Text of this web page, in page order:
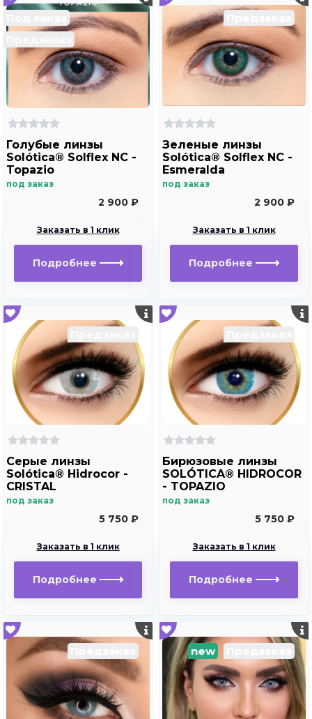
Голубые линзы
Solótica® Solflex NC -
Topazio
под заказ
2 900 ₽
Заказать в 1 клик
Подробнее
Зеленые линзы
Solótica® Solflex NC -
Esmeralda
под заказ
2 900 ₽
Заказать в 1 клик
Подробнее
Серые линзы
Solótica® Hidrocor -
CRISTAL
под заказ
5 750 ₽
Заказать в 1 клик
Подробнее
Бирюзовые линзы
SOLÓTICA® HIDROCOR
- TOPAZIO
под заказ
5 750 ₽
Заказать в 1 клик
Подробнее
new